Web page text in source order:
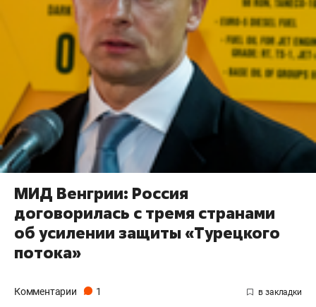
МИД Венгрии: Россия
договорилась с тремя странами
об усилении защиты «Турецкого
потока»
Комментарии 1